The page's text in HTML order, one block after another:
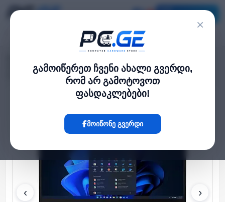
×
გამოიწერეთ ჩვენი ახალი გვერდი,
რომ არ გამოტოვოთ
ფასდაკლებები!
მოიწონე გვერდი
SMB/Lenovo V15 G4 15.6'' FHD Ryzen 5 7520U 16GB 512GB SSD Radeon
Graphics Black
‹ ›